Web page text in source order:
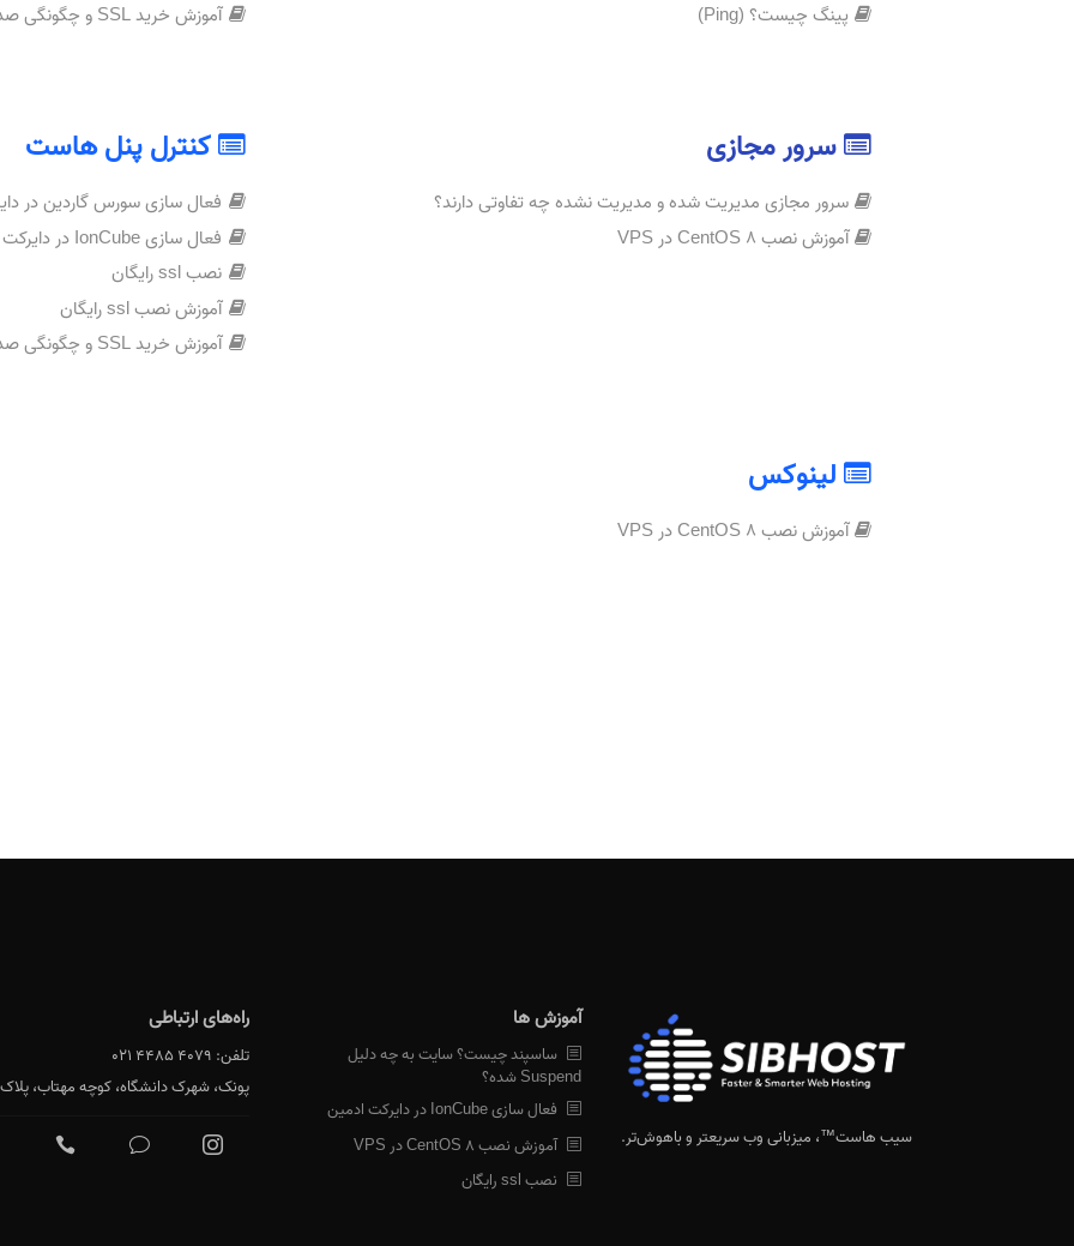
پینگ چیست؟ (Ping)
آموزش خرید SSL و چگونگی صدور گواهینامه SSL
سرور مجازی
سرور مجازی مدیریت شده و مدیریت نشده چه تفاوتی دارند؟
آموزش نصب CentOS 8 در VPS
کنترل پنل هاست
فعال سازی سورس گاردین در
فعال سازی IonCube در دایرکت ادمین
نصب ssl رایگان
آموزش نصب ssl رایگان
آموزش خرید SSL و چگونگی صدور گواهینامه SSL
لینوکس
آموزش نصب CentOS 8 در VPS
راه‌های ارتباطی
تلفن: 021 4485 4079
پونک، شهرک دانشگاه، کوچه مهتاب، پلاک
آموزش ها
ساسپند چیست؟ سایت به چه دلیل
Suspend شده؟
فعال سازی IonCube در دایرکت ادمین
آموزش نصب CentOS 8 در VPS
نصب ssl رایگان
سیب هاست™، میزبانی وب سریعتر و باهوش‌تر.